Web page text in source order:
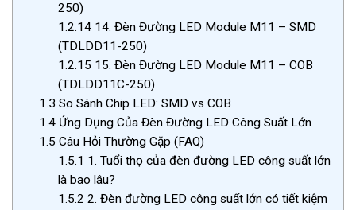
250)
1.2.1414. Đèn Đường LED Module M11 – SMD
(TDLDD11-250)
1.2.15 15. Đèn Đường LED Module M11 – COB
(TDLDD11C-250)
1.3 So Sánh Chip LED: SMD vs COB
1.4 Ứng Dụng Của Đèn Đường LED Công Suất Lớn
1.5 Câu Hỏi Thường Gặp (FAQ)
1.5.1 1. Tuổi thọ của đèn đường LED công suất lớn
là bao lâu?
1.5.2 2. Đèn đường LED công suất lớn có tiết kiệm